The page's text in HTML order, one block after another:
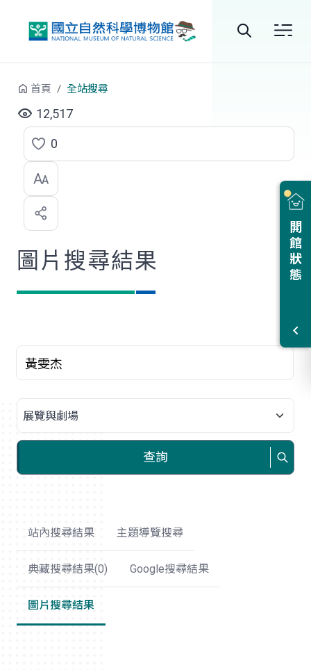
尋
開館狀態
首頁 全站搜尋
12,517
點
選
喜
歡
0
圖片搜尋結果
關鍵字
請選擇類別
查詢
站內搜尋結果 主題導覽搜尋
典藏搜尋結果(0) Google搜尋結果
圖片搜尋結果